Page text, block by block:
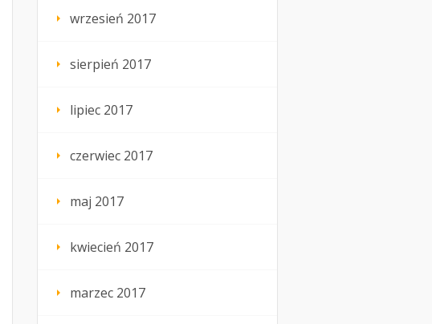
wrzesień 2017
sierpień 2017
lipiec 2017
czerwiec 2017
maj 2017
kwiecień 2017
marzec 2017